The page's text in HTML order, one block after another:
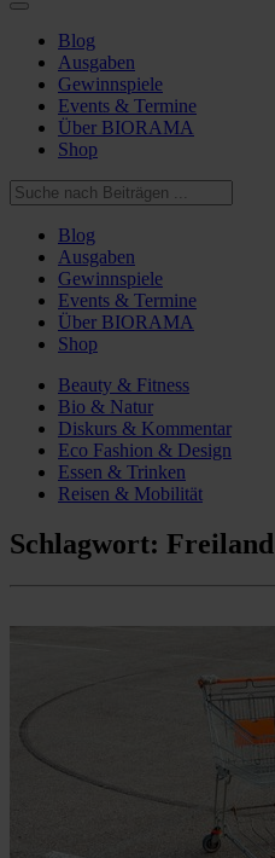
Blog
Ausgaben
Gewinnspiele
Events & Termine
Über BIORAMA
Shop
Blog
Ausgaben
Gewinnspiele
Events & Termine
Über BIORAMA
Shop
Beauty & Fitness
Bio & Natur
Diskurs & Kommentar
Eco Fashion & Design
Essen & Trinken
Reisen & Mobilität
Schlagwort: Freiland